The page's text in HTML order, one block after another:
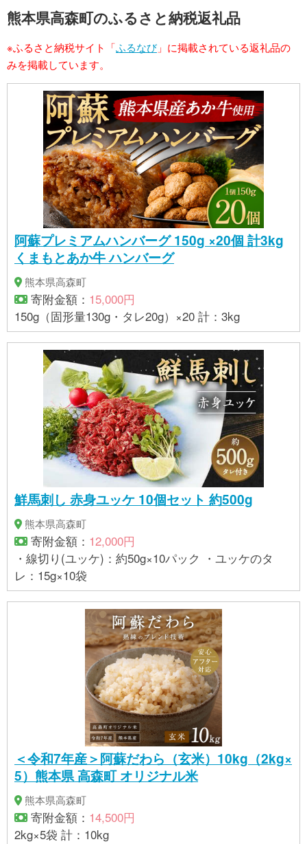
熊本県高森町のふるさと納税返礼品
※ふるさと納税サイト「ふるなび」に掲載されている返礼品の
みを掲載しています。
阿蘇プレミアムハンバーグ 150g ×20個 計3kg
くまもとあか牛 ハンバーグ
熊本県高森町
寄附金額： 15,000円
150g（固形量130g・タレ20g）×20 計：3kg
鮮馬刺し 赤身ユッケ 10個セット 約500g
熊本県高森町
寄附金額： 12,000円
・線切り(ユッケ)：約50g×10パック ・ユッケのタ
レ：15g×10袋
＜令和7年産＞阿蘇だわら（玄米）10kg（2kg×
5）熊本県 高森町 オリジナル米
熊本県高森町
寄附金額： 14,500円
2kg×5袋 計：10kg